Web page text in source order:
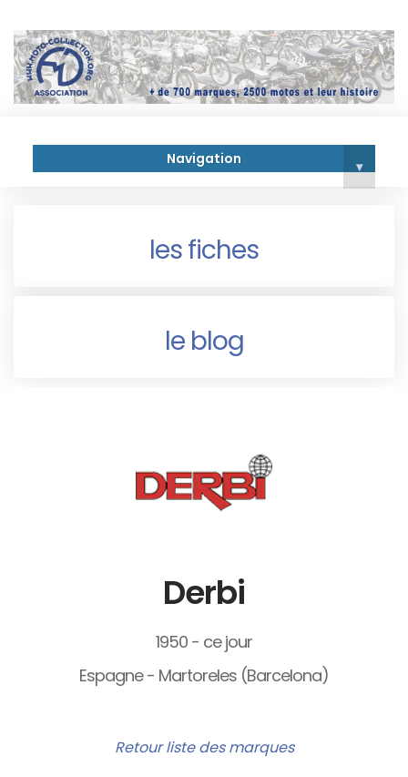
Navigation ▾
les fiches
le blog
Derbi
1950 - ce jour
Espagne - Martoreles (Barcelona)
Retour liste des marques